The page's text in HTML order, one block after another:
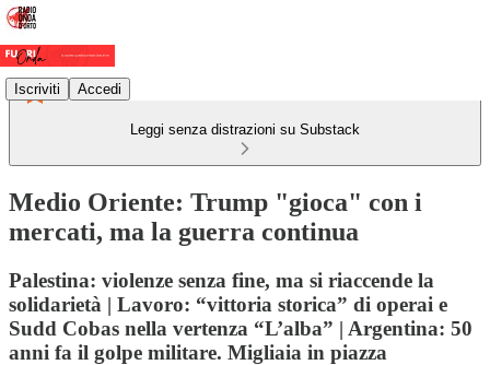
Iscriviti Accedi
Leggi senza distrazioni su Substack
Medio Oriente: Trump "gioca" con i
mercati, ma la guerra continua
Palestina: violenze senza fine, ma si riaccende la
solidarietà | Lavoro: “vittoria storica” di operai e
Sudd Cobas nella vertenza “L’alba” | Argentina: 50
anni fa il golpe militare. Migliaia in piazza